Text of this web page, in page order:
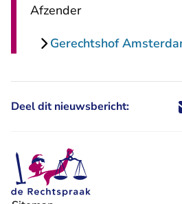
Afzender
Gerechtshof
Deel dit nieuwsbericht: Deel